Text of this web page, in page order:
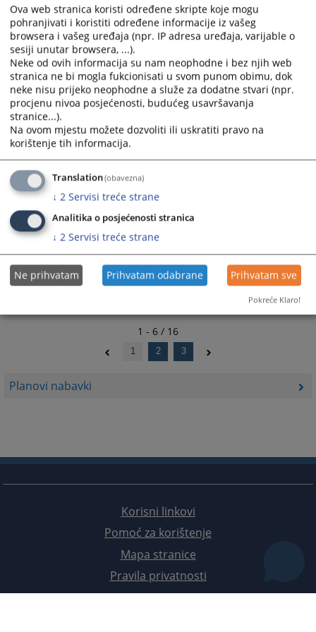
Planovi nabavki
calendar
and
select
a
date.
Press
the
question
mark
key
to
get
the
keyboard
shortcuts
for
changing
dates.
calendar
and
select
a
date.
Press
the
mark
key
to
get
the
keyboard
shortcuts
for
changing
dates.
16.01.2026.
Plan nabavki za 2026.godinu
01.12.2025.
PREČIŠĆENI PLAN NABAVKI ZA 2025. GODINU
21.11.2025.
Izmjena plana nabavke za 2025. godinu
21.08.2025.
Prećiščeni tekst Plana nabavki za 2025.godinu
1 - 6 / 16
1 2 3
Korisni linkovi
Pomoć za korištenje
Mapa stranice
Pravila privatnosti
Ova web stranica koristi određene skripte koje mogu
pohranjivati i koristiti određene informacije iz vašeg
browsera i vašeg uređaja (npr. IP adresa uređaja, varijable o
sesiji unutar browsera, ...).
Neke od ovih informacija su nam neophodne i bez njih web
stranica ne bi mogla fukcionisati u svom punom obimu, dok
neke nisu prijeko neophodne a služe za dodatne stvari (npr.
procjenu nivoa posjećenosti, budućeg usavršavanja
stranice...).
Na ovom mjestu možete dozvoliti ili uskratiti pravo na
korištenje tih informacija.
Translation(obavezna)
↓ 2 Servisi treće strane
Analitika o posjećenosti stranica
↓ 2 Servisi treće strane
Ne prihvatam Prihvatam odabrane Prihvatam sve
Pokreće Klaro!